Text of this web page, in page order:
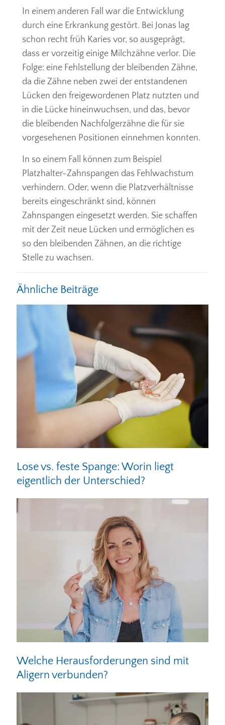
In einem anderen Fall war die Entwicklung
durch eine Erkrankung gestört. Bei Jonas lag
schon recht früh Karies vor, so ausgeprägt,
dass er vorzeitig einige Milchzähne verlor. Die
Folge: eine Fehlstellung der bleibenden Zähne,
da die Zähne neben zwei der entstandenen
Lücken den freigewordenen Platz nutzten und
in die Lücke hineinwuchsen, und das, bevor
die bleibenden Nachfolgerzähne die für sie
vorgesehenen Positionen einnehmen konnten.
In so einem Fall können zum Beispiel
Platzhalter-Zahnspangen das Fehlwachstum
verhindern. Oder, wenn die Platzverhältnisse
bereits eingeschränkt sind, können
Zahnspangen eingesetzt werden. Sie schaffen
mit der Zeit neue Lücken und ermöglichen es
so den bleibenden Zähnen, an die richtige
Stelle zu wachsen.
Ähnliche Beiträge
Lose vs. feste Spange: Worin liegt
eigentlich der Unterschied?
Welche Herausforderungen sind mit
Aligern verbunden?